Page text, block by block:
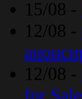
15/08 -
12/08 -
12/08 -